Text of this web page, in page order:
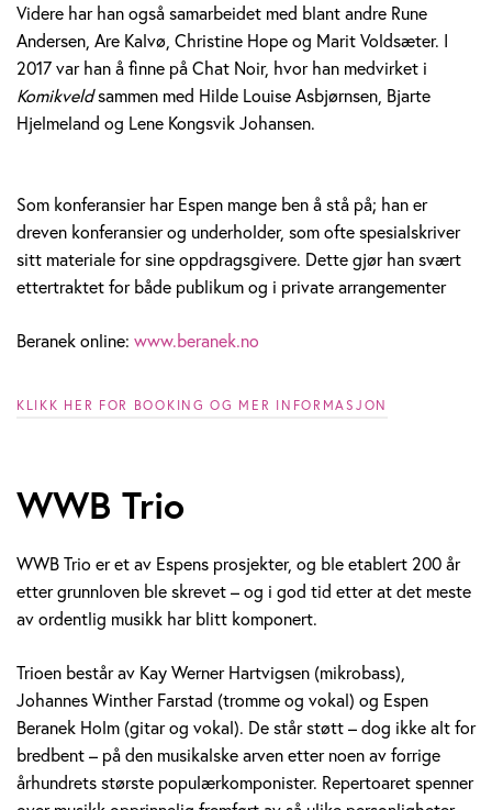
Videre har han også samarbeidet med blant andre Rune
Andersen, Are Kalvø, Christine Hope og Marit Voldsæter. I
2017 var han å finne på Chat Noir, hvor han medvirket i
Komikveldsammen med Hilde Louise Asbjørnsen, Bjarte
Hjelmeland og Lene Kongsvik Johansen.
Som konferansier har Espen mange ben å stå på; han er
dreven konferansier og underholder, som ofte spesialskriver
sitt materiale for sine oppdragsgivere. Dette gjør han svært
ettertraktet for både publikum og i private arrangementer
Beranek online: www.beranek.no
KLIKK HER FOR BOOKING OG MER INFORMASJON
WWB Trio
WWB Trio er et av Espens prosjekter, og ble etablert 200 år
etter grunnloven ble skrevet – og i god tid etter at det meste
av ordentlig musikk har blitt komponert.
Trioen består av Kay Werner Hartvigsen (mikrobass),
Johannes Winther Farstad (tromme og vokal) og Espen
Beranek Holm (gitar og vokal). De står støtt – dog ikke alt for
bredbent – på den musikalske arven etter noen av forrige
århundrets største populærkomponister. Repertoaret spenner